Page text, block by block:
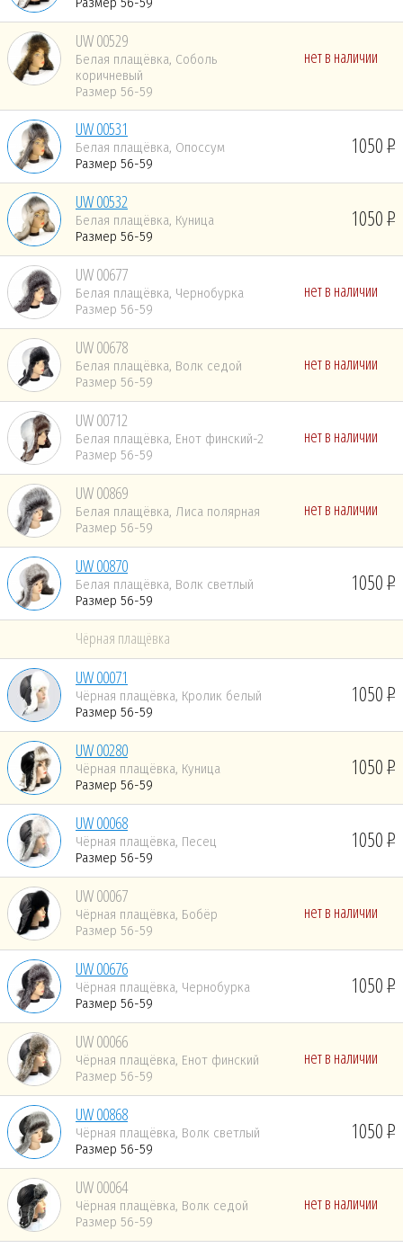
Размер 56-59
UW 00529
Белая плащёвка, Соболь
коричневый
Размер 56-59
нет в наличии
UW 00531
Белая плащёвка, Опоссум
Размер 56-59
1050
UW 00532
Белая плащёвка, Куница
Размер 56-59
1050
UW 00677
Белая плащёвка, Чернобурка
Размер 56-59
нет в наличии
UW 00678
Белая плащёвка, Волк седой
Размер 56-59
нет в наличии
UW 00712
Белая плащёвка, Енот финский-2
Размер 56-59
нет в наличии
UW 00869
Белая плащёвка, Лиса полярная
Размер 56-59
нет в наличии
UW 00870
Белая плащёвка, Волк светлый
Размер 56-59
1050
Чёрная плащёвка
UW 00071
Чёрная плащёвка, Кролик белый
Размер 56-59
1050
UW 00280
Чёрная плащёвка, Куница
Размер 56-59
1050
UW 00068
Чёрная плащёвка, Песец
Размер 56-59
1050
UW 00067
Чёрная плащёвка, Бобёр
Размер 56-59
нет в наличии
UW 00676
Чёрная плащёвка, Чернобурка
Размер 56-59
1050
UW 00066
Чёрная плащёвка, Енот финский
Размер 56-59
нет в наличии
UW 00868
Чёрная плащёвка, Волк светлый
Размер 56-59
1050
UW 00064
Чёрная плащёвка, Волк седой
Размер 56-59
нет в наличии